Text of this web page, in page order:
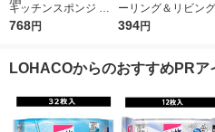
キッチンスポンジ 水
切れがよい 長持ち 食
油脂
768円
ーリング＆リビン
シート 1パック（20
394円
LOHACOからのおすすめPRア